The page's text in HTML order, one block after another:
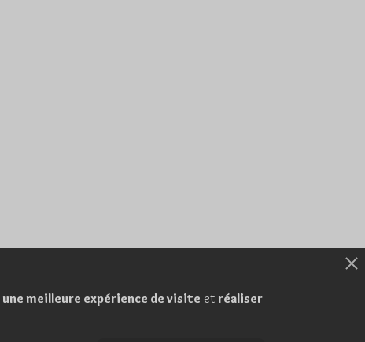
une meilleure expérience de visite et réaliser